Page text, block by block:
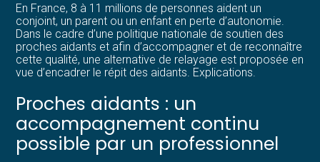
Construire votre patrimoine
Structurer votre croissance
Être prêt pour la facturation
En France, 8 à 11 millions de personnes aident un
conjoint, un parent ou un enfant en perte d’autonomie.
Dans le cadre d’une politique nationale de soutien des
proches aidants et afin d’accompagner et de reconnaître
cette qualité, une alternative de relayage est proposée en
vue d’encadrer le répit des aidants. Explications.
Proches aidants : un
accompagnement continu
possible par un professionnel